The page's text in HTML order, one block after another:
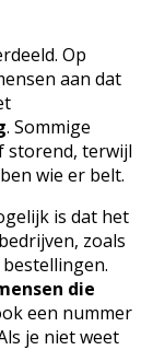
Op
aan dat
. Sommige
storend, terwijl
wie er belt.
is dat het
zoals
die
een nummer
je niet weet